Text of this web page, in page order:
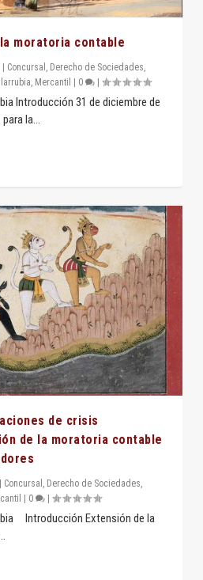
moratoria contable
Concursal , Derecho de Sociedades,
, Mercantil 0 |
Introducción 31 de diciembre de
la...
de crisis
de la moratoria contable
| Concursal Derecho de Sociedades
| 0 |
Introducción Extensión de la